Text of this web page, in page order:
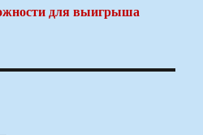
для выигрыша